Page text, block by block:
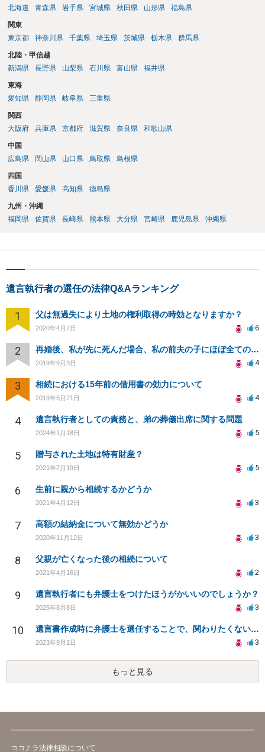
北海道
青森県 岩手県 宮城県 秋田県 山形県 福島県
関東
東京都
神奈川県 千葉県 埼玉県 茨城県 栃木県 群馬県
北陸・甲信越
新潟県
長野県 山梨県 石川県 富山県 福井県
東海
愛知県
静岡県 岐阜県 三重県
関西
大阪府
兵庫県 京都府 滋賀県 奈良県 和歌山県
中国
広島県
岡山県 山口県 鳥取県 島根県
四国
香川県
愛媛県 高知県 徳島県
九州・沖縄
福岡県
佐賀県 長崎県 熊本県 大分県 宮崎県 鹿児島県 沖縄県
遺言執行者の選任の法律Q&Aランキング
1 父は無過失により土地の権利取得の時効となりますか？
2020年4月7日 6
2 再婚後、私が先に死んだ場合、私の前夫の子にほぼ全ての財産を相続させることは可能？
2019年9月3日 4
3 相続における15年前の借用書の効力について
2019年5月21日 4
4 遺言執行者としての責務と、弟の葬儀出席に関する問題
2024年1月18日 5
5 贈与された土地は特有財産？
2021年7月19日 5
6 生前に親から相続するかどうか
2021年4月12日 3
7 高額の結納金について無効かどうか
2020年11月12日 3
8 父親が亡くなった後の相続について
2021年4月16日 2
9 遺言執行者にも弁護士をつけたほうがかいいのでしょうか？
2025年8月8日 3
10 遺言書作成時に弁護士を選任することで、関わりたくない相続人との関係を回避できるのでしょうか？
2023年9月1日 3
もっと見る
ココナラ法律相談について